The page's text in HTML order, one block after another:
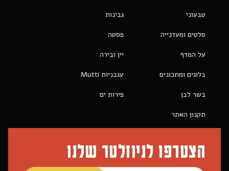
טבעוני גבינות
סלטים ומעדנייה פסטה
על המדף יין ובירה
בלוגים ומתכונים עגבניות Mutti
בשר לבן פירות ים
תקנון האתר
הצטרפו לניוזלטר שלנו